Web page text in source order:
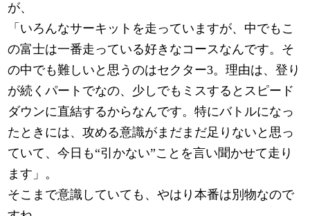
が、
「いろんなサーキットを走っていますが、中でもこ
の富士は一番走っている好きなコースなんです。そ
の中でも難しいと思うのはセクター3。理由は、登り
が続くパートでなの、少しでもミスするとスピード
ダウンに直結するからなんです。特にバトルになっ
たときには、攻める意識がまだまだ足りないと思っ
ていて、今日も“引かない”ことを言い聞かせて走り
ます」。
そこまで意識していても、やはり本番は別物なので